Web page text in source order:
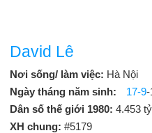
David Lê
Nơi sống/ làm việc: Hà Nội
Ngày tháng năm sinh:
17-9-
Dân số thế giới 1980: 4.453 tỷ
XH chung: #5179